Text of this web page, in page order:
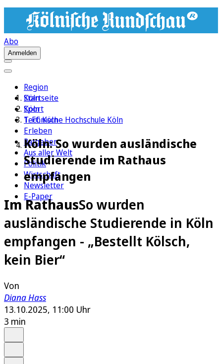
Abo
Anmelden
Region
Köln
Sport
1. FC Köln
Erleben
Ratgeber
Aus aller Welt
Politik
Wirtschaft
Newsletter
E-Paper
Startseite
Köln
Technische Hochschule Köln
Köln: So wurden ausländische
Studierende im Rathaus
empfangen
Im RathausSo wurden
ausländische Studierende in Köln
empfangen - „Bestellt Kölsch,
kein Bier“
Von
Diana Hass
13.10.2025, 11:00 Uhr
3 min